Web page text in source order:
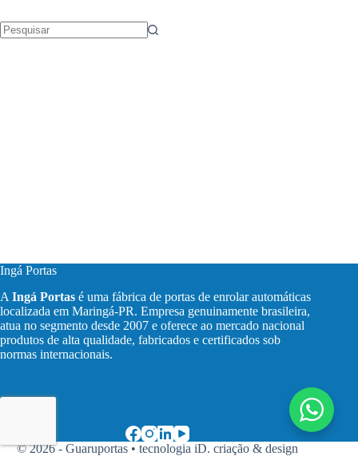
Ingá Portas
A Ingá Portas é uma fábrica de portas de enrolar automáticas
localizada em Maringá-PR. Empresa genuinamente brasileira,
atua no segmento desde 2007 e oferece ao mercado nacional
produtos de alta qualidade, fabricados e certificados sob
normas internacionais.
© 2026 - Guaruportas •tecnologia iD. criação & design